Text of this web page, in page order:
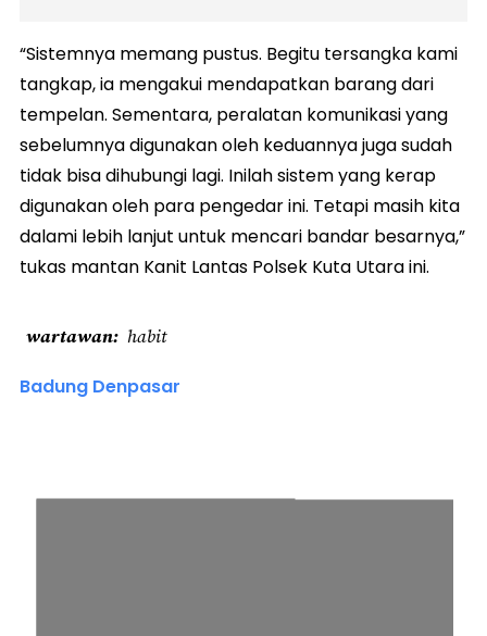
“Sistemnya memang pustus. Begitu tersangka kami
tangkap, ia mengakui mendapatkan barang dari
tempelan. Sementara, peralatan komunikasi yang
sebelumnya digunakan oleh keduannya juga sudah
tidak bisa dihubungi lagi. Inilah sistem yang kerap
digunakan oleh para pengedar ini. Tetapi masih kita
dalami lebih lanjut untuk mencari bandar besarnya,”
tukas mantan Kanit Lantas Polsek Kuta Utara ini.
wartawan habit
Badung Denpasar